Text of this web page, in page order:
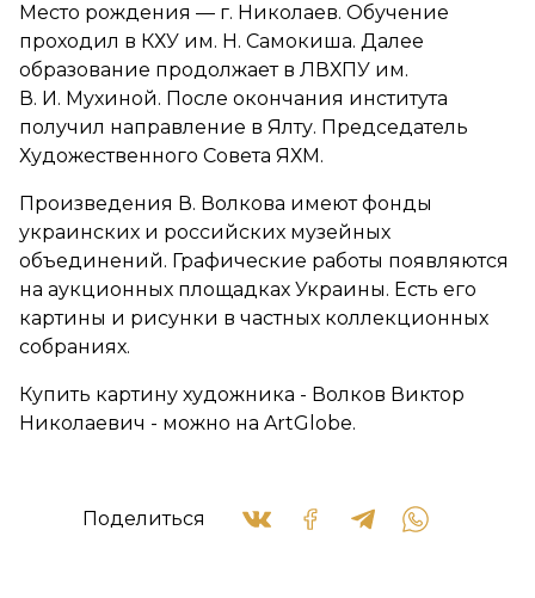
Место рождения — г. Николаев. Обучение
проходил в КХУ им. Н. Самокиша. Далее
образование продолжает в ЛВХПУ им.
В. И. Мухиной. После окончания института
получил направление в Ялту. Председатель
Художественного Совета ЯХМ.
Произведения В. Волкова имеют фонды
украинских и российских музейных
объединений. Графические работы появляются
на аукционных площадках Украины. Есть его
картины и рисунки в частных коллекционных
собраниях.
Купить картину художника - Волков Виктор
Николаевич - можно на ArtGlobe.
Поделиться